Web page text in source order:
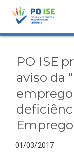
Saltar para o
“TO 3.02
pessoas
Detalhe
PO ISE
aviso da
01/03/2017